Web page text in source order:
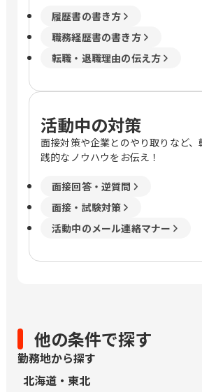
履歴書の書き方
職務経歴書の書き方
転職・退職理由の伝え方
活動中の対策
面接対策や企業とのやり取りなど
践的なノウハウをお伝え！
面接回答・逆質問
面接・試験対策
活動中のメール連絡マナー
他の条件で探す
勤務地から探す
北海道・東北